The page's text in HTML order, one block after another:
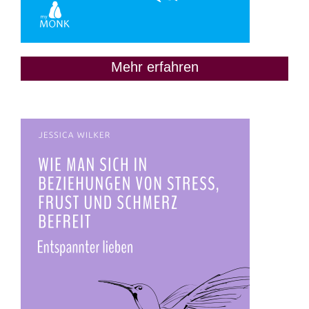
Mehr erfahren